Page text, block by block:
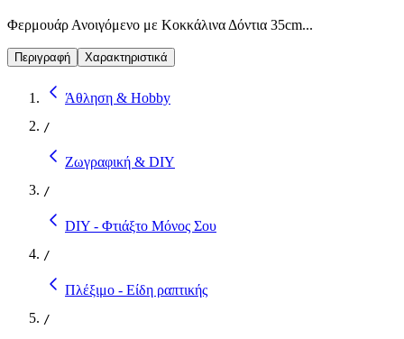
Φερμουάρ Ανοιγόμενο με Κοκκάλινα Δόντια 35cm...
Περιγραφή Χαρακτηριστικά
Άθληση & Hobby
/
Ζωγραφική & DIY
/
DIY - Φτιάξτο Μόνος Σου
/
Πλέξιμο - Είδη ραπτικής
/